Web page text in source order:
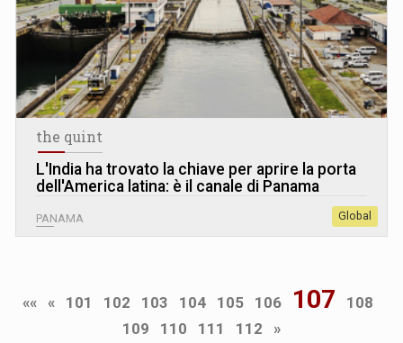
the quint
L'India ha trovato la chiave per aprire la porta
dell'America latina: è il canale di Panama
PANAMA Global
«« « 101 102 103 104 105 106 107
108
109
110 111 112 »